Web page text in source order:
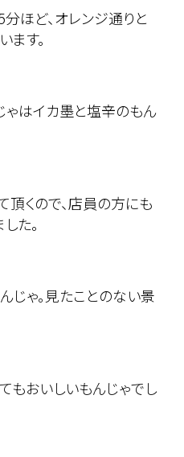
ほど、オレンジ通りと
す。
ゃはイカ墨と塩辛のもん
くので、店員の方にも
た。
じゃ。見たことのない景
もおいしいもんじゃでし